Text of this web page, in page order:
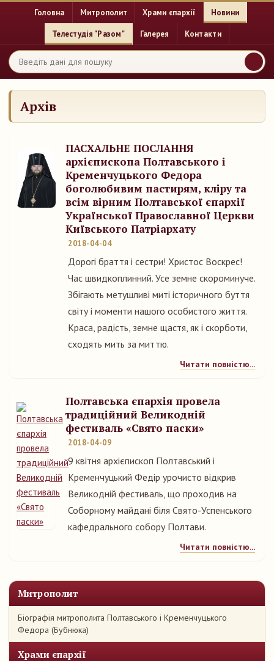
Головна Митрополит Храми єпархії Новини
Телестудія "Разом" Галерея Контакти
Митрополит
Біографія митрополита Полтавського і Кременчуцького
Федора (Бубнюка)
Храми єпархії
Архів
ПАСХАЛЬНЕ ПОСЛАННЯ
архієпископа Полтавського і
Кременчуцького Федора
боголюбивим пастирям, кліру та
всім вірним Полтавської єпархії
Української Православної Церкви
Київського Патріархату
2018-04-04
Дорогі браття і сестри! Христос Воскрес!
Час швидкоплинний. Усе земне скороминуче.
Збігають метушливі миті історичного буття
світу і моменти нашого особистого життя.
Краса, радість, земне щастя, як і скорботи,
сходять мить за миттю.
Читати повністю...
Полтавська єпархія провела
традиційний Великодній
фестиваль «Свято паски»
2018-04-09
9 квітня архієпископ Полтавський і
Кременчуцький Федір урочисто відкрив
Великодній фестиваль, що проходив на
Соборному майдані біля Свято-Успенського
кафедрального собору Полтави.
Читати повністю...